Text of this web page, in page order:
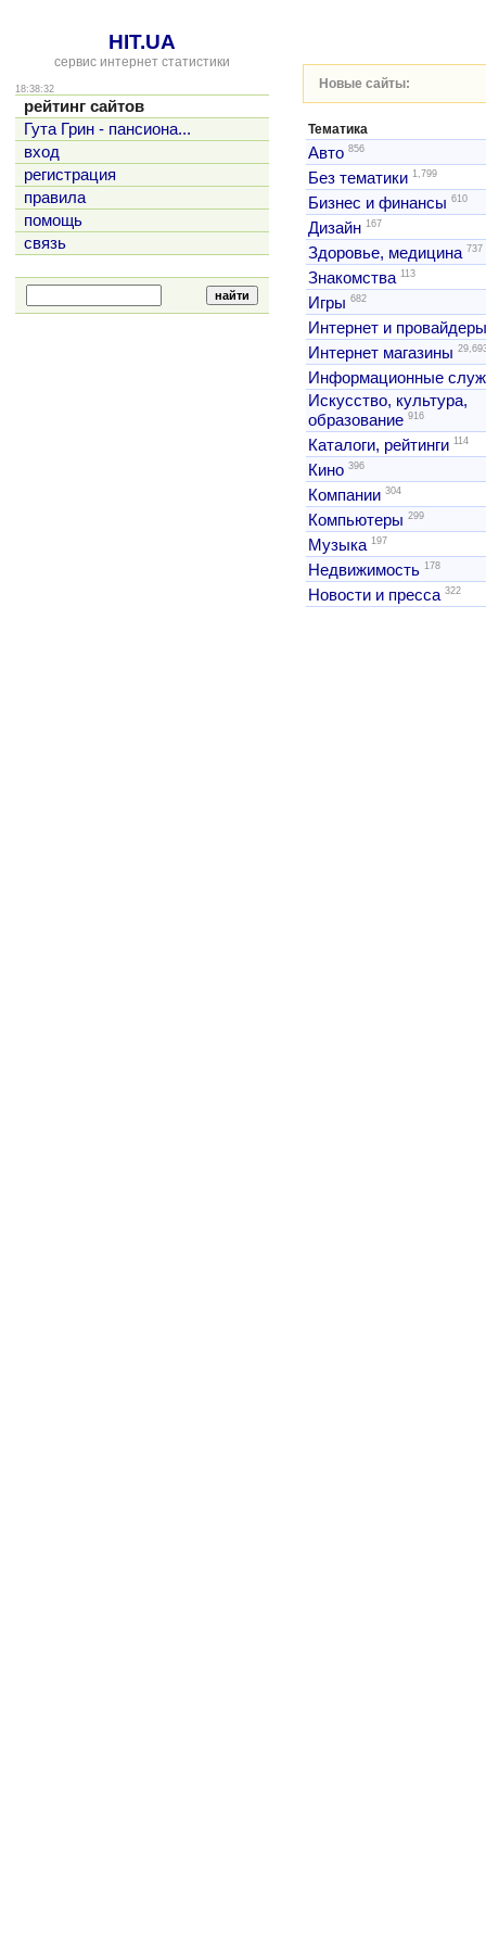
HIT.UA
сервис интернет статистики
18:38:32
рейтинг сайтов
Гута Грин - пансиона...
вход
регистрация
правила
помощь
связь
Новые сайты:
Тематика
Авто 856
Без тематики 1,799
Бизнес и финансы 610
Дизайн 167
Здоровье, медицина 737
Знакомства 113
Игры 682
Интернет и провайдеры
Интернет магазины
Информационные
Искусство, культура,
образование 916
Каталоги, рейтинги 114
Кино 396
Компании 304
Компьютеры 299
Музыка 197
Недвижимость 178
Новости и пресса 322